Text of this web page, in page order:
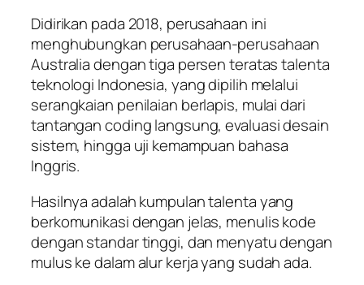
Didirikan pada 2018, perusahaan ini
menghubungkan perusahaan-perusahaan
Australia dengan tiga persen teratas talenta
teknologi Indonesia, yang dipilih melalui
serangkaian penilaian berlapis, mulai dari
tantangan coding langsung, evaluasi desain
sistem, hingga uji kemampuan bahasa
Inggris.
Hasilnya adalah kumpulan talenta yang
berkomunikasi dengan jelas, menulis kode
dengan standar tinggi, dan menyatu dengan
mulus ke dalam alur kerja yang sudah ada.